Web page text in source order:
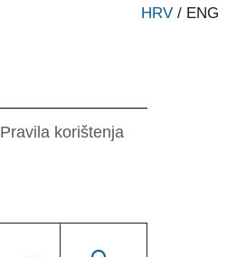
HRV / ENG
Pravila korištenja